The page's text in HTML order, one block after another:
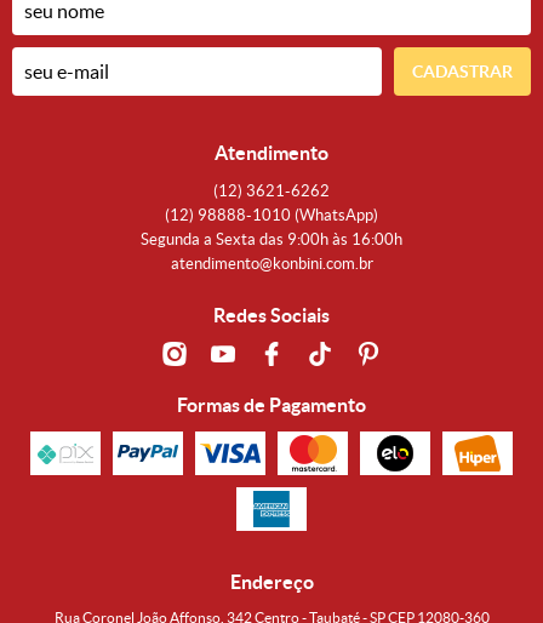
CADASTRAR
Atendimento
(12) 3621-6262
(12) 98888-1010 (WhatsApp)
Segunda a Sexta das 9:00h às 16:00h
atendimento@konbini.com.br
Redes Sociais
Formas de Pagamento
Endereço
Rua Coronel João Affonso, 342 Centro - Taubaté - SP CEP 12080-360